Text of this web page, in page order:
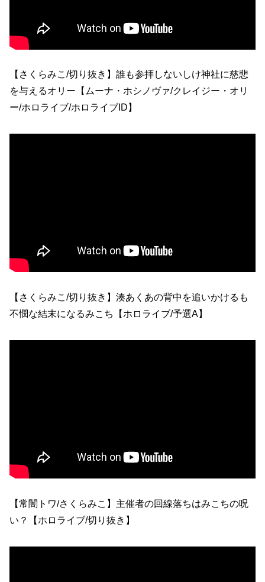
【さくらみこ/切り抜き】誰も参拝しないしけ神社に慈悲
を与えるオリー【ムーナ・ホシノヴァ/クレイジー・オリ
ー/ホロライブ/ホロライブID】
【さくらみこ/切り抜き】湊あくあの背中を追いかけるも
不憫な結末になるみこち【ホロライブ/予選A】
【常闇トワ/さくらみこ】主催者の回線落ちはみこちの呪
い？【ホロライブ/切り抜き】